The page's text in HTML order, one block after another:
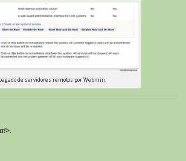
de servidores remotos por Webmin.